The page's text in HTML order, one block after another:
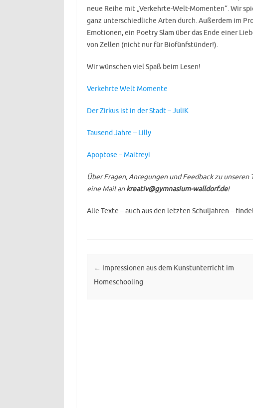
neue Reihe mit „Verkehrte-Welt-Momenten“. Wir
ganz unterschiedliche Arten durch. Außerdem im
Emotionen, ein Poetry Slam über das Ende einer
von Zellen (nicht nur für Biofünfstünder!).
Wir wünschen viel Spaß beim Lesen!
Verkehrte Welt Momente
Der Zirkus ist in der Stadt – JuliK
Tausend Jahre – Lilly
Apoptose – Maitreyi
Über Fragen, Anregungen und Feedback zu
eine Mail ankreativ@gymnasium-walldorf.de!
Alle Texte – auch aus den letzten Schuljahren –
Post navigation
← Impressionen aus dem Kunstunterricht im
Homeschooling